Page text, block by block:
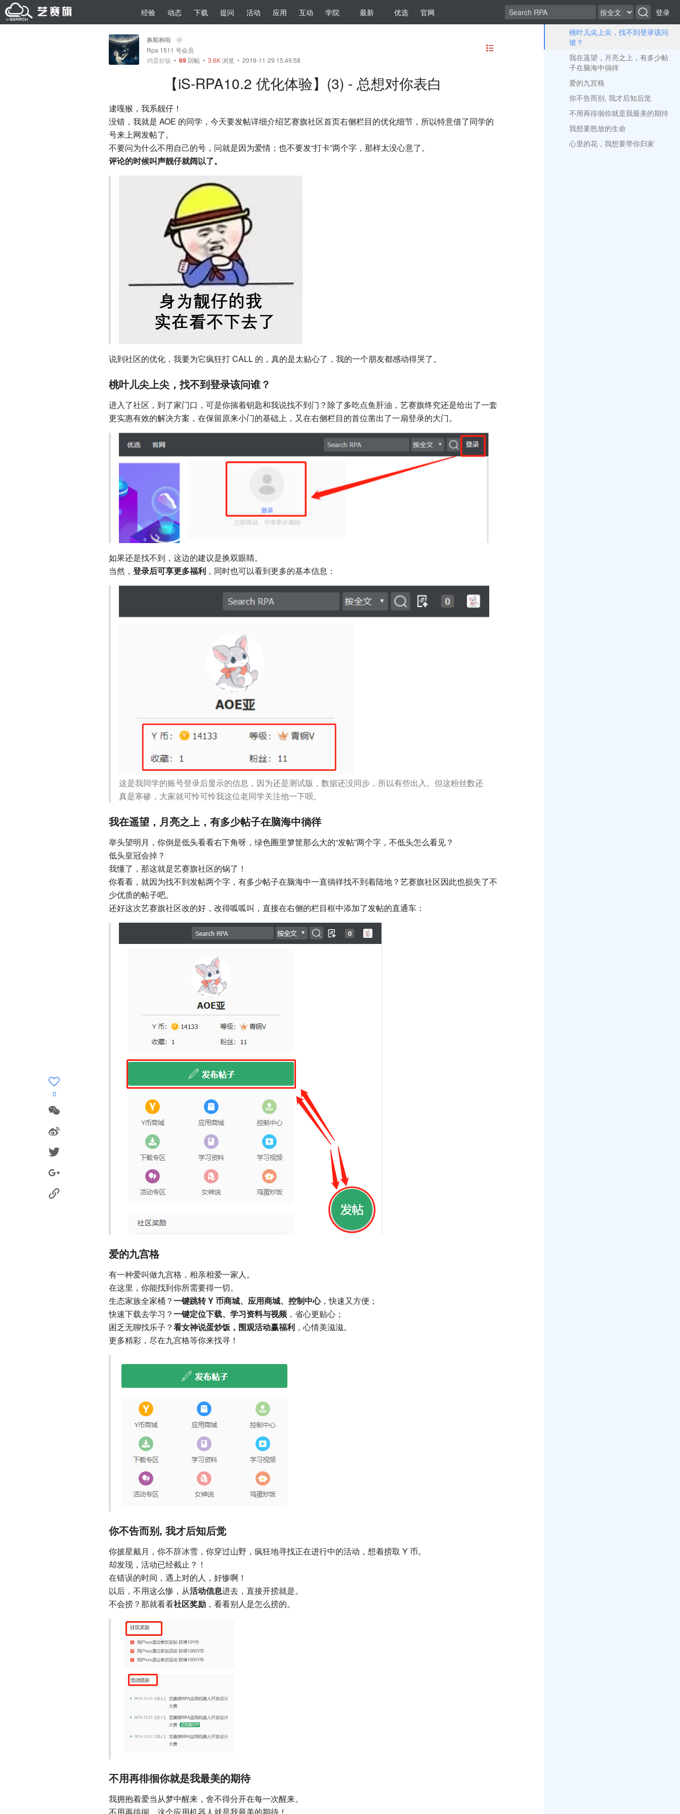
经验 动态 下载 提问 活动 应用 互动 学院 最新 优选 官网 登录
换昵称啦
Rpa 1511 号会员
鸡蛋炒饭 • 69回帖• 3.6K浏览 • 2019-11-29 15:49:58
【iS-RPA10.2 优化体验】(3) - 总想对你表白
逮嘎猴，我系靓仔！
没错，我就是 AOE 的同学，今天要发帖详细介绍艺赛旗社区首页右侧栏目的优化细节，所以特意借了同学的
号来上网发帖了。
不要问为什么不用自己的号，问就是因为爱情；也不要发“打卡”两个字，那样太没心意了。
评论的时候叫声靓仔就阔以了。
说到社区的优化，我要为它疯狂打 CALL 的，真的是太贴心了，我的一个朋友都感动得哭了。
桃叶儿尖上尖，找不到登录该问谁？
进入了社区，到了家门口，可是你揣着钥匙和我说找不到门？除了多吃点鱼肝油，艺赛旗终究还是给出了一套
更实惠有效的解决方案，在保留原来小门的基础上，又在右侧栏目的首位凿出了一扇登录的大门。
如果还是找不到，这边的建议是换双眼睛。
当然， 登录后可享更多福利，同时也可以看到更多的基本信息：
这是我同学的账号登录后显示的信息，因为还是测试版，数据还没同步，所以有些出入。但这粉丝数还
真是寒碜，大家就可怜可怜我这位老同学关注他一下呗。
我在遥望，月亮之上，有多少帖子在脑海中徜徉
举头望明月，你倒是低头看看右下角呀，绿色圈里箩筐那么大的“发帖”两个字，不低头怎么看见？
低头皇冠会掉？
我懂了，那这就是艺赛旗社区的锅了！
你看看，就因为找不到发帖两个字，有多少帖子在脑海中一直徜徉找不到着陆地？艺赛旗社区因此也损失了不
少优质的帖子吧。
还好这次艺赛旗社区改的好，改得呱呱叫，直接在右侧的栏目框中添加了发帖的直通车：
爱的九宫格
有一种爱叫做九宫格，相亲相爱一家人。
在这里，你能找到你所需要得一切。
生态家族全家桶？一键跳转 Y 币商城、应用商城、控制中心，快速又方便；
快速下载去学习？一键定位下载、学习资料与视频，省心更贴心；
困乏无聊找乐子？看女神说蛋炒饭，围观活动赢福利，心情美滋滋。
更多精彩，尽在九宫格等你来找寻！
你不告而别, 我才后知后觉
你披星戴月，你不辞冰雪，你穿过山野，疯狂地寻找正在进行中的活动，想着捞取 Y 币。
却发现，活动已经截止？！
在错误的时间，遇上对的人，好惨啊！
以后，不用这么惨，从活动信息进去，直接开捞就是。
不会捞？那就看看社区奖励，看看别人是怎么捞的。
不用再徘徊你就是我最美的期待
我拥抱着爱当从梦中醒来，舍不得分开在每一次醒来。
不用再徘徊，这个应用机器人就是我最美的期待！
0
桃叶儿尖上尖，找不到登录该问
谁？
我在遥望，月亮之上，有多少帖
子在脑海中徜徉
爱的九宫格
你不告而别, 我才后知后觉
不用再徘徊你就是我最美的期待
我想要怒放的生命
心里的花，我想要带你归家